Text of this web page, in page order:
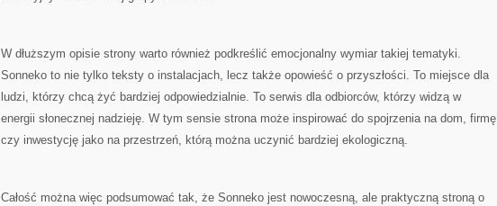
W dłuższym opisie strony warto również podkreślić emocjonalny wymiar takiej tematyki.
Sonneko to nie tylko teksty o instalacjach, lecz także opowieść o przyszłości. To miejsce dla
ludzi, którzy chcą żyć bardziej odpowiedzialnie. To serwis dla odbiorców, którzy widzą w
energii słonecznej nadzieję. W tym sensie strona może inspirować do spojrzenia na dom, firmę
czy inwestycję jako na przestrzeń, którą można uczynić bardziej ekologiczną.
Całość można więc podsumować tak, że Sonneko jest nowoczesną, ale praktyczną stroną o